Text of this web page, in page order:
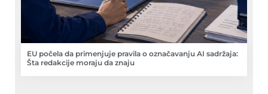
EU počela da primenjuje pravila o označavanju AI sadržaja:
Šta redakcije moraju da znaju